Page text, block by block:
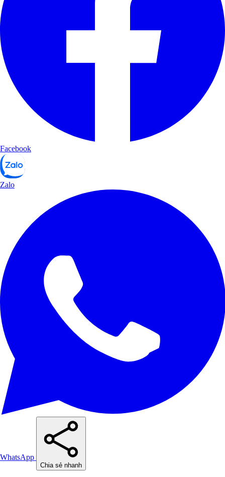
Facebook
Zalo
WhatsApp
Chia sẻ nhanh